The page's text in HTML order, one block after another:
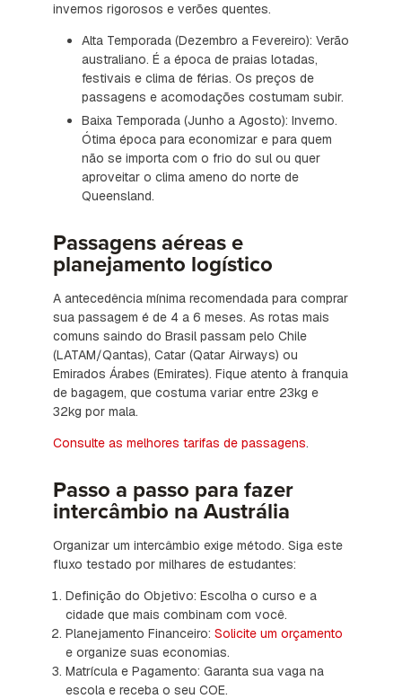
invernos rigorosos e verões quentes.
Alta Temporada (Dezembro a Fevereiro): Verão
australiano. É a época de praias lotadas,
festivais e clima de férias. Os preços de
passagens e acomodações costumam subir.
Baixa Temporada (Junho a Agosto): Inverno.
Ótima época para economizar e para quem
não se importa com o frio do sul ou quer
aproveitar o clima ameno do norte de
Queensland.
Passagens aéreas e
planejamento logístico
A antecedência mínima recomendada para comprar
sua passagem é de 4 a 6 meses. As rotas mais
comuns saindo do Brasil passam pelo Chile
(LATAM/Qantas), Catar (Qatar Airways) ou
Emirados Árabes (Emirates). Fique atento à franquia
de bagagem, que costuma variar entre 23kg e
32kg por mala.
Consulte as melhores tarifas de passagens.
Passo a passo para fazer
intercâmbio na Austrália
Organizar um intercâmbio exige método. Siga este
fluxo testado por milhares de estudantes:
Definição do Objetivo: Escolha o curso e a
cidade que mais combinam com você.
Planejamento Financeiro: Solicite um orçamento
e organize suas economias.
Matrícula e Pagamento: Garanta sua vaga na
escola e receba o seu COE.